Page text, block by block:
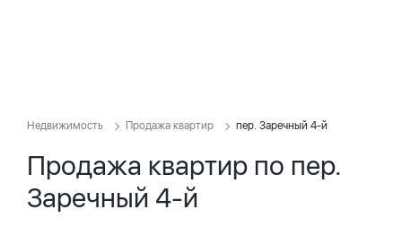
Недвижимость Продажа квартир пер. Заречный 4-й
Продажа квартир по пер.
Заречный 4-й